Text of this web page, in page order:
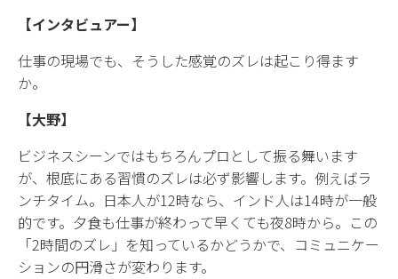
【インタビュアー】
仕事の現場でも、そうした感覚のズレは起こり得ます
か。
【大野】
ビジネスシーンではもちろんプロとして振る舞います
が、根底にある習慣のズレは必ず影響します。例えばラ
ンチタイム。日本人が12時なら、インド人は14時が一般
的です。夕食も仕事が終わって早くても夜8時から。この
「2時間のズレ」を知っているかどうかで、コミュニケー
ションの円滑さが変わります。